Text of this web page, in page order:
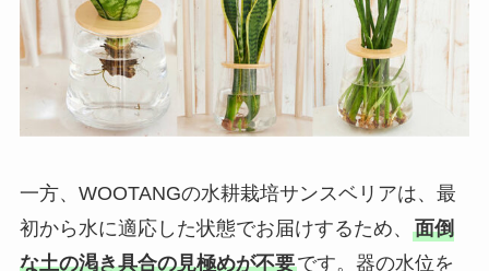
一方、WOOTANGの水耕栽培サンスベリアは、最
初から水に適応した状態でお届けするため、 面倒
な土の渇き具合の見極めが不要です。器の水位を